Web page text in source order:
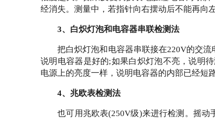
经消失。测量中，若指针向右摆动后不能再向
3、白炽灯泡和电容器串联检测法
把白炽灯泡和电容器串联接在220V的交流
说明电容器是好的;如果白炽灯泡不亮，说明
电源上的亮度一样，说明电容器的内部已经短路
4、兆欧表检测法
也可用兆欧表(250V级)来进行检测。摇动